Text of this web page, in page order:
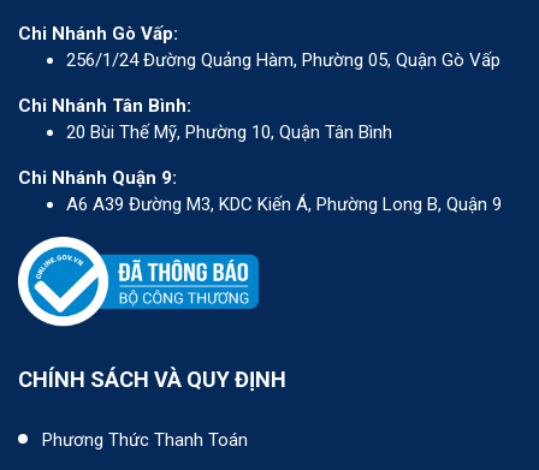
Chi Nhánh Gò Vấp:
256/1/24 Đường Quảng Hàm, Phường 05, Quận Gò Vấp
Chi Nhánh Tân Bình:
20 Bùi Thế Mỹ, Phường 10, Quận Tân Bình
Chi Nhánh Quận 9:
A6 A39 Đường M3, KDC Kiến Á, Phường Long B, Quận 9
CHÍNH SÁCH VÀ QUY ĐỊNH
Phương Thức Thanh Toán